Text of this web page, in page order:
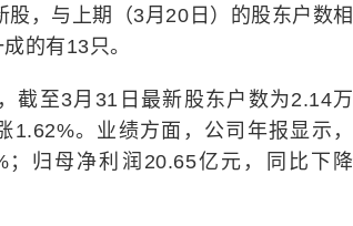
，与上期（3月20日）的股东户数相
的有13只。
截至3月31日最新股东户数为2.14万
。业绩方面，公司年报显示，
归母净利润20.65亿元，同比下降